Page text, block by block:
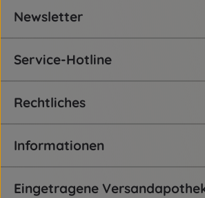
Newsletter
Service-Hotline
Rechtliches
Informationen
Eingetragene